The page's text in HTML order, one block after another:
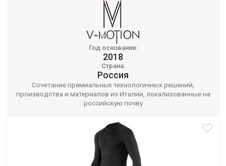
Год основания:
2018
Страна:
Россия
Сочетание премиальных технологичных решений,
производства и материалов из Италии, локализованные на
российскую почву